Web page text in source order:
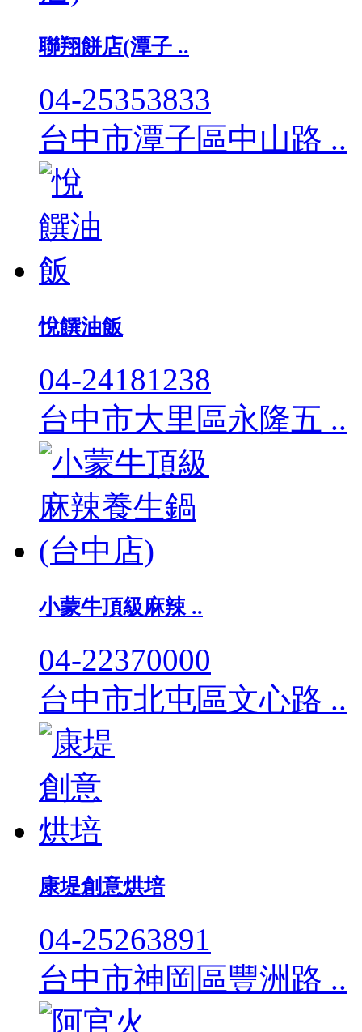
聯翔餅店(潭子 ..
04-25353833
台中市潭子區中山路 ..
悅饌油飯
04-24181238
台中市大里區永隆五 ..
小蒙牛頂級麻辣 ..
04-22370000
台中市北屯區文心路 ..
康堤創意烘培
04-25263891
台中市神岡區豐洲路 ..